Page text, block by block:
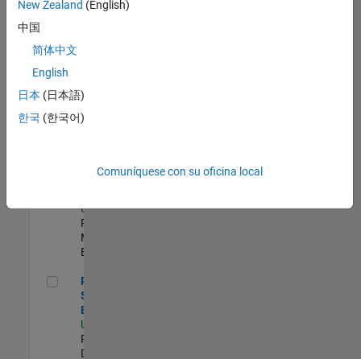
Compiler Engineer LLVM
US-MA-Natick
Development |
Senior
Program
US-MA-Natick|
Program
Management |
Experimentado
Principal Security Engineer
Principal
Security
Engineer
US-MA-Natick
Product
Development |
New Zealand (English)
中国
简体中文
English
日本 (日本語)
한국 (한국어)
Comuníquese con su oficina local